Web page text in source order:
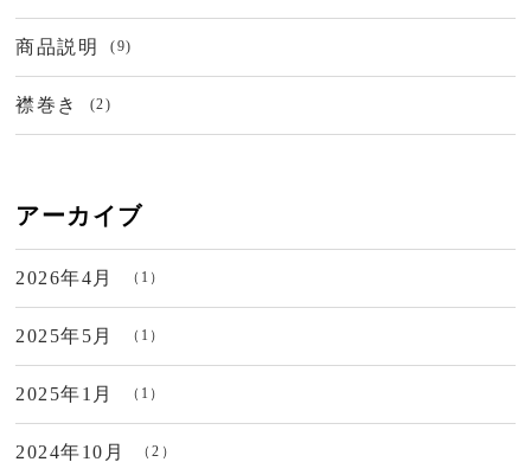
商品説明 (9)
襟巻き (2)
アーカイブ
2026年4月 （1）
2025年5月 （1）
2025年1月 （1）
2024年10月 （2）